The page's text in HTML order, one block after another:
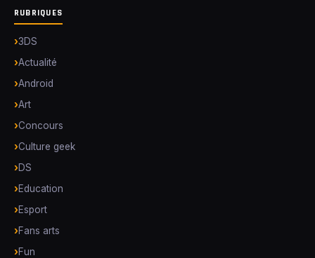
RUBRIQUES
3DS
Actualité
Android
Art
Concours
Culture geek
DS
Education
Esport
Fans arts
Fun